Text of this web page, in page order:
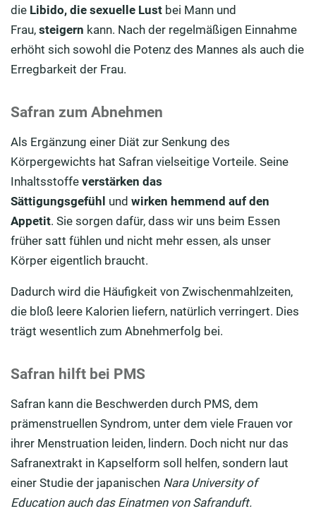
die Libido, die sexuelle Lust bei Mann und
Frau, steigern kann. Nach der regelmäßigen Einnahme
erhöht sich sowohl die Potenz des Mannes als auch die
Erregbarkeit der Frau.
Safran zum Abnehmen
Als Ergänzung einer Diät zur Senkung des
Körpergewichts hat Safran vielseitige Vorteile. Seine
Inhaltsstoffe verstärken das
Sättigungsgefühl und wirken hemmend auf den
Appetit. Sie sorgen dafür, dass wir uns beim Essen
früher satt fühlen und nicht mehr essen, als unser
Körper eigentlich braucht.
Dadurch wird die Häufigkeit von Zwischenmahlzeiten,
die bloß leere Kalorien liefern, natürlich verringert. Dies
trägt wesentlich zum Abnehmerfolg bei.
Safran hilft bei PMS
Safran kann die Beschwerden durch PMS, dem
prämenstruellen Syndrom, unter dem viele Frauen vor
ihrer Menstruation leiden, lindern. Doch nicht nur das
Safranextrakt in Kapselform soll helfen, sondern laut
einer Studie der japanischen Nara University of
Education auch das Einatmen von Safranduft.